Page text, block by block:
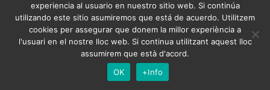
junto a la Diputación de Barcelona
7 febrero, 2025
Crossabsa refuerza la seguridad vial junto a la Diputación de
experiencia al usuario en nuestro sitio web. Si continúa
utilizando este sitio asumiremos que está de acuerdo. Utilitzem
cookies per assegurar que donem la millor experiència a
l'usuari en el nostre lloc web. Si continua utilitzant aquest lloc
assumirem que està d'acord.
OK
+Info